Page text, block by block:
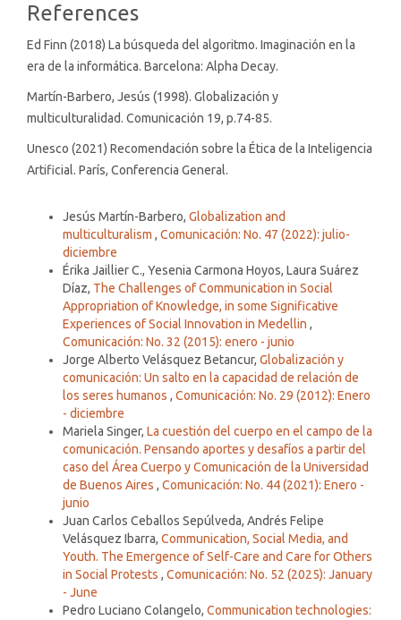
References
Ed Finn (2018) La búsqueda del algoritmo. Imaginación en la
era de la informática. Barcelona: Alpha Decay.
Martín-Barbero, Jesús (1998). Globalización y
multiculturalidad. Comunicación 19, p.74-85.
Unesco (2021) Recomendación sobre la Ética de la Inteligencia
Artificial. París, Conferencia General.
Jesús Martín-Barbero, Globalization and
multiculturalism , Comunicación: No. 47 (2022): julio-
diciembre
Érika Jaillier C., Yesenia Carmona Hoyos, Laura Suárez
Díaz, The Challenges of Communication in Social
Appropriation of Knowledge, in some Significative
Experiences of Social Innovation in Medellin ,
Comunicación: No. 32 (2015): enero - junio
Jorge Alberto Velásquez Betancur, Globalización y
comunicación: Un salto en la capacidad de relación de
los seres humanos , Comunicación: No. 29 (2012): Enero
- diciembre
Mariela Singer, La cuestión del cuerpo en el campo de la
comunicación. Pensando aportes y desafíos a partir del
caso del Área Cuerpo y Comunicación de la Universidad
de Buenos Aires , Comunicación: No. 44 (2021): Enero -
junio
Juan Carlos Ceballos Sepúlveda, Andrés Felipe
Velásquez Ibarra, Communication, Social Media, and
Youth. The Emergence of Self-Care and Care for Others
in Social Protests , Comunicación: No. 52 (2025): January
- June
Pedro Luciano Colangelo, Communication technologies: